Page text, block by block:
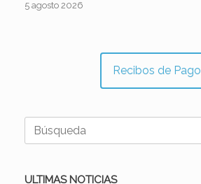
5 agosto 2026
Recibos de Pago
Buscar:
ULTIMAS NOTICIAS